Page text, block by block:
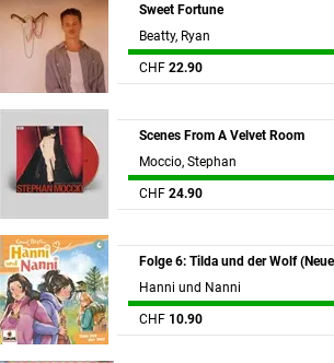
Sweet Fortune
Beatty, Ryan
CHF 22.90
Scenes From A Velvet Room
Moccio, Stephan
CHF 24.90
Folge 6: Tilda und der Wolf
Hanni und Nanni
CHF 10.90